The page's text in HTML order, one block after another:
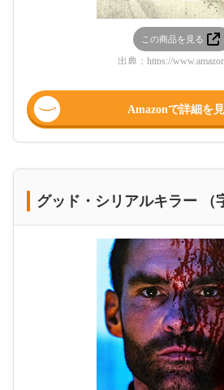
この商品を見る
出典： https://
Amazonで詳細を
グッド・シリアルキラー （